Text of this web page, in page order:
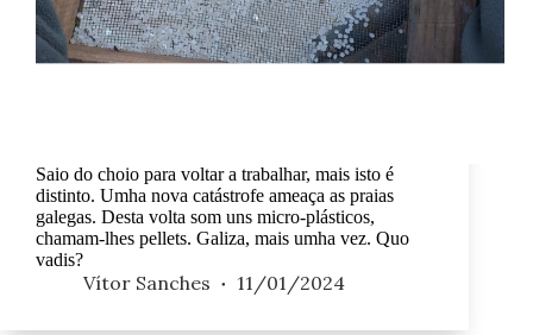
Saio do choio para voltar a trabalhar, mais isto é
distinto. Umha nova catástrofe ameaça as praias
galegas. Desta volta som uns micro-plásticos,
chamam-lhes pellets. Galiza, mais umha vez. Quo
vadis?
Vítor Sanches 11/01/2024